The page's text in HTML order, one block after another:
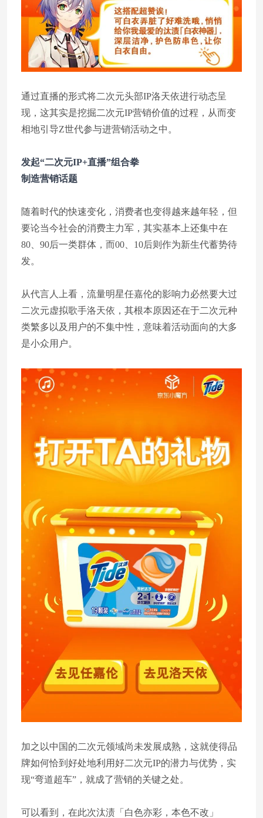
通过直播的形式将二次元头部IP洛天依进行动态呈
现，这其实是挖掘二次元IP营销价值的过程，从而变
相地引导Z世代参与进营销活动之中。
发起“二次元IP+直播”组合拳
制造营销话题
随着时代的快速变化，消费者也变得越来越年轻，但
要论当今社会的消费主力军，其实基本上还集中在
80、90后一类群体，而00、10后则作为新生代蓄势待
发。
从代言人上看，流量明星任嘉伦的影响力必然要大过
二次元虚拟歌手洛天依，其根本原因还在于二次元种
类繁多以及用户的不集中性，意味着活动面向的大多
是小众用户。
加之以中国的二次元领域尚未发展成熟，这就使得品
牌如何恰到好处地利用好二次元IP的潜力与优势，实
现“弯道超车”，就成了营销的关键之处。
可以看到，在此次汰渍「白色亦彩，本色不改」